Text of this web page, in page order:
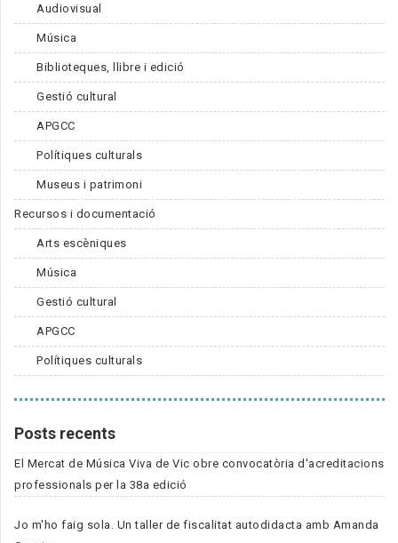
Audiovisual
Música
Biblioteques, llibre i edició
Gestió cultural
APGCC
Polítiques culturals
Museus i patrimoni
Recursos i documentació
Arts escèniques
Música
Gestió cultural
APGCC
Polítiques culturals
Posts recents
El Mercat de Música Viva de Vic obre convocatòria d'acreditacions
professionals per la 38a edició
Jo m'ho faig sola. Un taller de fiscalitat autodidacta amb Amanda